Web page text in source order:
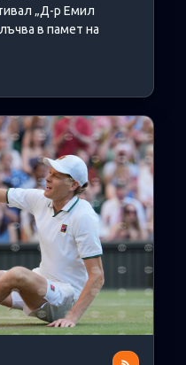
„Д-р Емил
в памет на